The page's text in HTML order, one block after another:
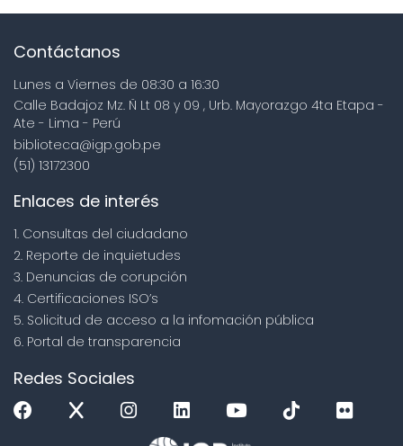
Contáctanos
Lunes a Viernes de 08:30 a 16:30
Calle Badajoz Mz. Ñ Lt 08 y 09 , Urb. Mayorazgo 4ta Etapa -
Ate - Lima - Perú
biblioteca@igp.gob.pe
(51) 13172300
Enlaces de interés
1. Consultas del ciudadano
2. Reporte de inquietudes
3. Denuncias de corupción
4. Certificaciones ISO’s
5. Solicitud de acceso a la infomación pública
6. Portal de transparencia
Redes Sociales